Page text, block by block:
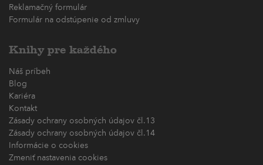
Reklamačný formulár
Formulár na odstúpenie od zmluvy
Knihy pre každého
Náš príbeh
Blog
Kariéra
Kontakt
Zásady ochrany osobných údajov čl.13
Zásady ochrany osobných údajov čl.14
Informácie o cookies
Zmeniť nastavenia cookies